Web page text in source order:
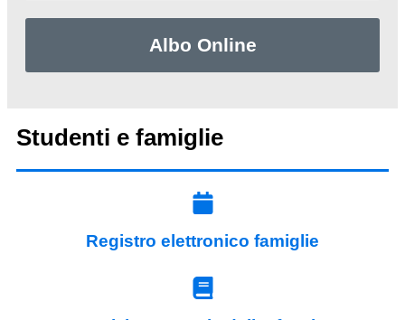
Albo Online
Studenti e famiglie
Registro elettronico famiglie